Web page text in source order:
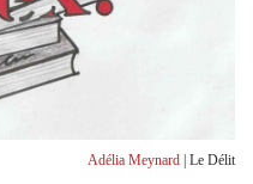
Adélia Meynard | Le Délit